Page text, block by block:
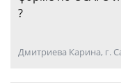
?
Дмитриева Карина, г.